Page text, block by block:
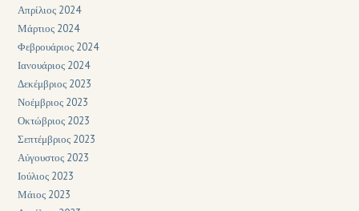
Απρίλιος 2024
Μάρτιος 2024
Φεβρουάριος 2024
Ιανουάριος 2024
Δεκέμβριος 2023
Νοέμβριος 2023
Οκτώβριος 2023
Σεπτέμβριος 2023
Αύγουστος 2023
Ιούλιος 2023
Μάιος 2023